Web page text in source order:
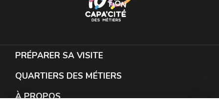
PRÉPARER SA VISITE
QUARTIERS DES MÉTIERS
À PROPOS